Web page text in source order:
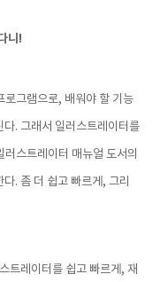
니!
로그램으로, 배워야 할 기능
. 그래서 일러스트레이터를
스트레이터 매뉴얼 도서의
. 좀 더 쉽고 빠르게, 그리
트레이터를 쉽고 빠르게, 재